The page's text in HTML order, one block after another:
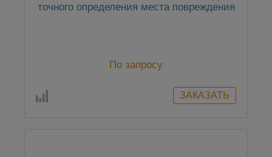
точного определения места повреждения
По запросу